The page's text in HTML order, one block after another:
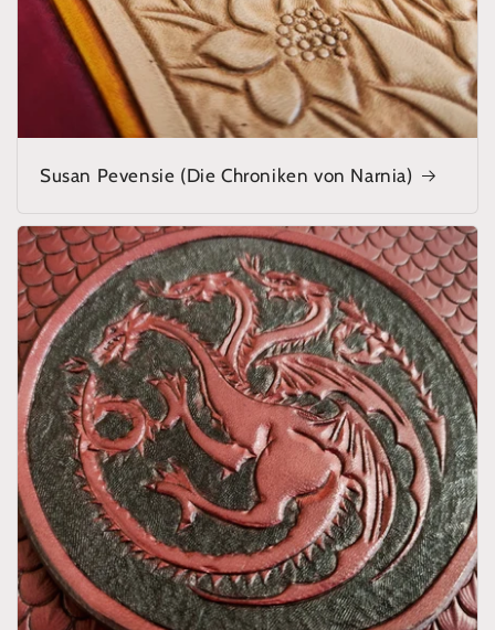
Susan Pevensie (Die Chroniken von Narnia)